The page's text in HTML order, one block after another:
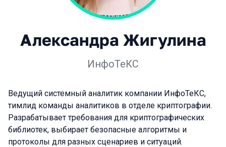
Александра Жигулина
ИнфоТеКС
Ведущий системный аналитик компании ИнфоТеКС,
тимлид команды аналитиков в отделе криптографии.
Разрабатывает требования для криптографических
библиотек, выбирает безопасные алгоритмы и
протоколы для разных сценариев и ситуаций.